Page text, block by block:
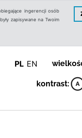
ingerencji osób
zapisywane na Twoim
PL EN
kontrast: